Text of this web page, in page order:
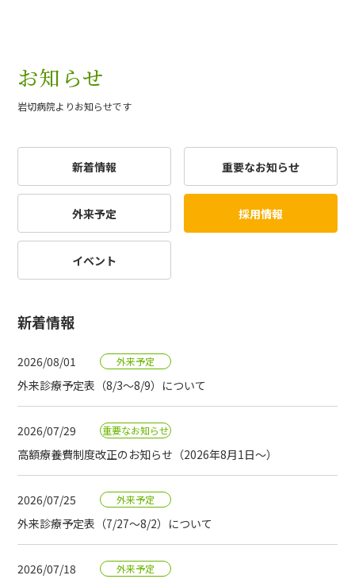
お知らせ
岩切病院よりお知らせです
新着情報 重要なお知らせ
外来予定 採用情報
イベント
新着情報
2026/08/01 外来予定
外来診療予定表（8/3～8/9）について
2026/07/29 重要なお知らせ
高額療養費制度改正のお知らせ（2026年8月1日～）
2026/07/25 外来予定
外来診療予定表（7/27～8/2）について
2026/07/18 外来予定